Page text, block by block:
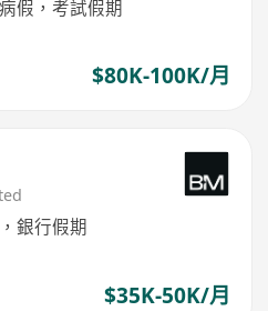
假，考試假期
$80K-100K/月
銀行假期
$35K-50K/月